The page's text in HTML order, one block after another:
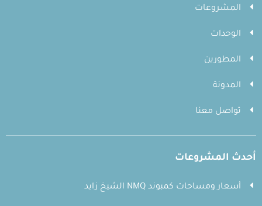
المشروعات
الوحدات
المطورين
المدونة
تواصل معنا
أحدث المشروعات
أسعار ومساحات كمبوند NMQ الشيخ زايد